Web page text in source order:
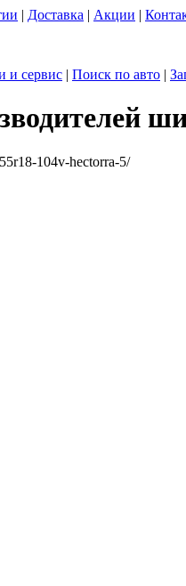
| Доставка | Акции |
и сервис | Поиск по авто |
104v-hectorra-5/